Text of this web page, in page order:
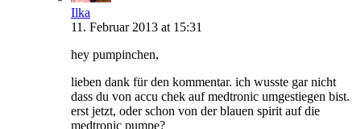
Ilka
11. Februar 2013 at 15:31
hey pumpinchen,
lieben dank für den kommentar. ich wusste gar nicht
dass du von accu chek auf medtronic umgestiegen bist.
erst jetzt, oder schon von der blauen spirit auf die
medtronic pumpe?